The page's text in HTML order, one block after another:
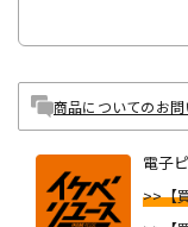
商品についてのお
電子
>>【